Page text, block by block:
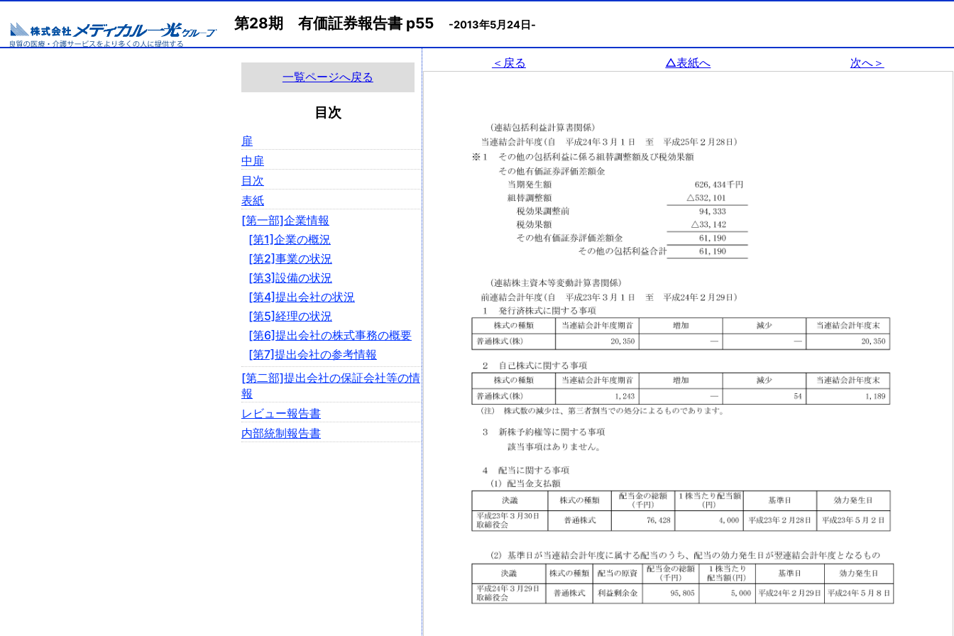
第28期 有価証券報告書 p55 -2013年5月24日-
一覧ページへ戻る
目次
扉
中扉
目次
表紙
[第一部]企業情報
[第1]企業の概況
[第2]事業の状況
[第3]設備の状況
[第4]提出会社の状況
[第5]経理の状況
[第6]提出会社の株式事務の概要
[第7]提出会社の参考情報
[第二部]提出会社の保証会社等の情
報
レビュー報告書
内部統制報告書
＜戻る △表紙へ 次へ＞